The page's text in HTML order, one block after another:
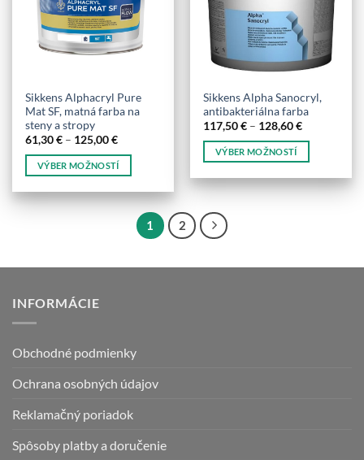
vybrať
stránke
môžete
vybrať
na
stránke
Sikkens Alphacryl Pure
Mat SF, matná farba na
steny a stropy
61,30€ – 125,00€Price
61,30 €
through
VÝBER MOŽNOSTÍ
produkt
Možnosti
môžete
vybrať
stránke
Sikkens Alpha Sanocryl,
antibakteriálna farba
117,50€ – 128,60€Price
117,50 €
VÝBER MOŽNOSTÍ
produkt
viacero
variantov.
1 2
INFORMÁCIE
Obchodné podmienky
Ochrana osobných údajov
Reklamačný poriadok
Spôsoby platby a doručenie